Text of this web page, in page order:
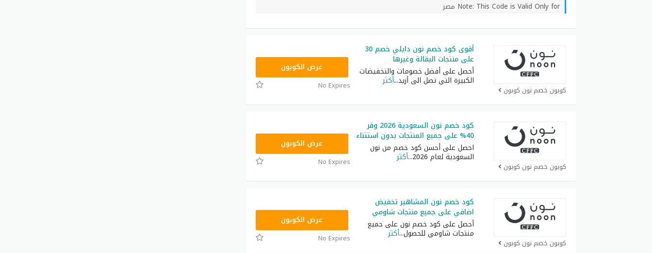
Note: This Code is Valid Only for مصر
كوبون خصم نون كوبون
أقوى كود خصم نون دايلي خصم 30
على منتجات البقالة وغيرها
أحصل على أفضل خصومات والتخفيضات
الكبيرة التي تصل الى أزيد...أكثر
عرض الكوبون
No Expires
كوبون خصم نون كوبون
كود خصم نون السعودية 2026 وفر
40% على جميع المنتجات بدون استتناء
احصل على أحسن كود خصم من نون
السعودية لعام 2026 ...أكثر
RRF24عرض الكوبون
No Expires
كوبون خصم نون كوبون
كود خصم نون المشاهير تخفيض
اضافي على جميع منتجات شاومي
أحصل على كود خصم نون على جميع
منتجات شاومي للحصول...أكثر
RRF24عرض الكوبون
No Expires